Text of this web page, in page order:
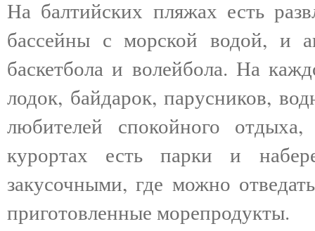
На балтийских пляжах есть
бассейны с морской водой, и
баскетбола и волейбола. На
лодок, байдарок, парусников,
любителей спокойного
курортах есть парки и
закусочными, где можно
приготовленные морепродукты.